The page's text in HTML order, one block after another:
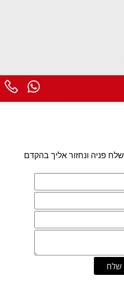
שלח פניה ונחזור אליך בהקדם